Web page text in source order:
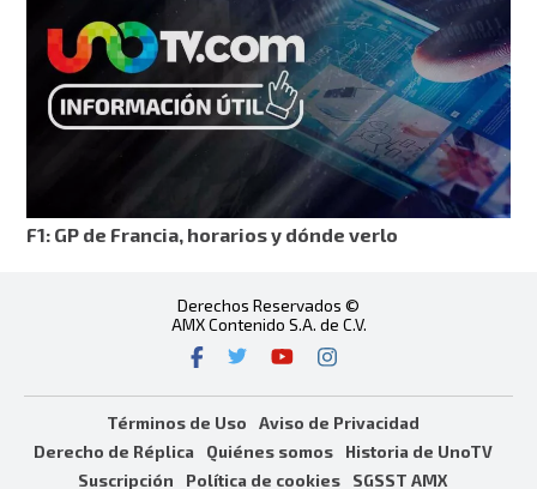
F1: GP de Francia, horarios y dónde verlo
Derechos Reservados ©
AMX Contenido S.A. de C.V.
Términos de Uso
Aviso de Privacidad
Derecho de Réplica
Quiénes somos
Historia de UnoTV
Suscripción
Política de cookies SGSST AMX